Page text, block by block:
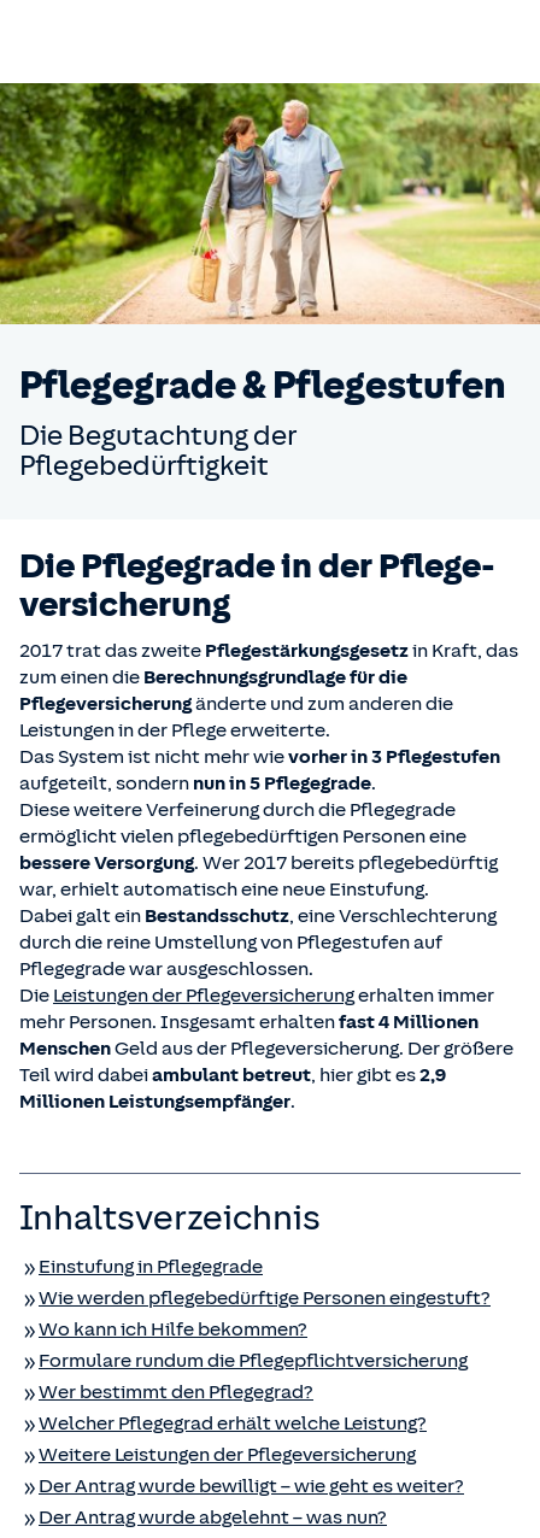
Pflegegrade & Pflegestufen
Die Begutachtung der
Pflegebedürftigkeit
Die Pflegegrade in der Pflege­
versicherung
2017 trat das zweite Pflegestärkungsgesetzin Kraft, das
zum einen die Berechnungsgrundlage für die
Pflegeversicherungänderte und zum anderen die
Leistungen in der Pflege erweiterte.
Das System ist nicht mehr wievorher in 3 Pflegestufen
aufgeteilt, sondern nun in 5 Pflegegrade.
Diese weitere Verfeinerung durch die Pflegegrade
ermöglicht vielen pflegebedürftigen Personen eine
bessere Versorgung. Wer 2017 bereits pflegebedürftig
war, erhielt automatisch eine neue Einstufung.
Dabei galt ein Bestandsschutz, eine Verschlechterung
durch die reine Umstellung von Pflegestufen auf
Pflegegrade war ausgeschlossen.
Die Leistungen der Pflegeversicherungerhalten immer
mehr Personen. Insgesamt erhaltenfast 4 Millionen
MenschenGeld aus der Pflegeversicherung. Der größere
Teil wird dabeiambulant betreut, hier gibt es2,9
Millionen Leistungsempfänger.
Inhaltsverzeichnis
Einstufung in Pflegegrade
Wie werden pflegebedürftige Personen eingestuft?
Wo kann ich Hilfe bekommen?
Formulare rundum die Pflegepflicht­versicherung
Wer bestimmt den Pflegegrad?
Welcher Pflegegrad erhält welche Leistung?
Weitere Leistungen der Pflege­versicherung
Der Antrag wurde bewilligt – wie geht es weiter?
Der Antrag wurde abgelehnt – was nun?